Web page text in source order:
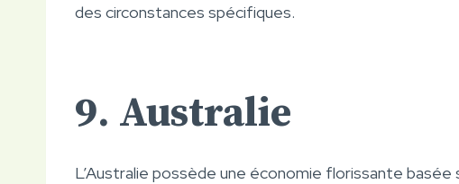
des circonstances spécifiques.
9. Australie
L’Australie possède une économie florissante